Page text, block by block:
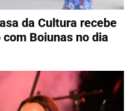
da Cultura recebe
Boiunas no dia